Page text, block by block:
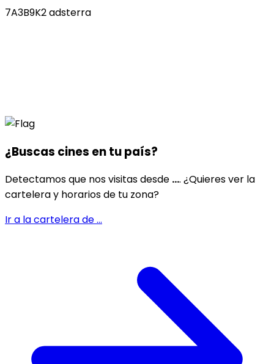
7A3B9K2 adsterra
¿Buscas cines entu país?
Detectamos que nos visitas desde .... ¿Quieres ver la
cartelera y horarios de tu zona?
Ir a la cartelera de...